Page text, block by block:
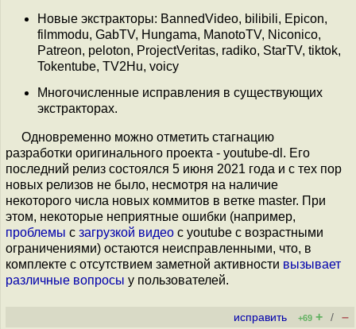
Новые экстракторы: BannedVideo, bilibili, Epicon,
filmmodu, GabTV, Hungama, ManotoTV, Niconico,
Patreon, peloton, ProjectVeritas, radiko, StarTV, tiktok,
Tokentube, TV2Hu, voicy
Многочисленные исправления в существующих
экстракторах.
Одновременно можно отметить стагнацию
разработки оригинального проекта - youtube-dl. Его
последний релиз состоялся 5 июня 2021 года и с тех пор
новых релизов не было, несмотря на наличие
некоторого числа новых коммитов в ветке master. При
этом, некоторые неприятные ошибки (например,
проблемы с загрузкой видео с youtube с возрастными
ограничениями) остаются неисправленными, что, в
комплекте с отсутствием заметной активности вызывает
различные вопросы у пользователей.
исправить +69 + / –